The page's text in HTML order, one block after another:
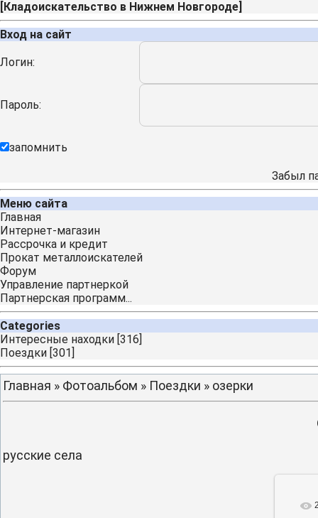
[Кладоискательство в Нижнем Новгороде]
Вход на сайт
Логин:
Пароль:
запомнить
Забыл
Меню сайта
Главная
Интернет-магазин
Рассрочка и кредит
Прокат металлоискателей
Форум
Управление партнеркой
Партнерская программ...
Categories
Интересные находки [316]
Поездки [301]
Главная » Фотоальбом » Поездки » озерки
русские села